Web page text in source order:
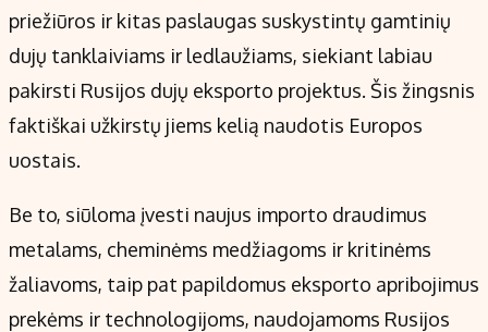
priežiūros ir kitas paslaugas suskystintų gamtinių
dujų tanklaiviams ir ledlaužiams, siekiant labiau
pakirsti Rusijos dujų eksporto projektus. Šis žingsnis
faktiškai užkirstų jiems kelią naudotis Europos
uostais.
Be to, siūloma įvesti naujus importo draudimus
metalams, cheminėms medžiagoms ir kritinėms
žaliavoms, taip pat papildomus eksporto apribojimus
prekėms ir technologijoms, naudojamoms Rusijos